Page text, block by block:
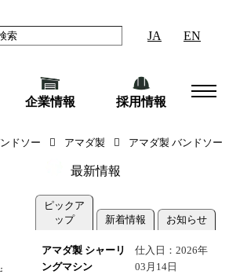
JA EN
企業情報 採用情報
ドソー アマダ製 アマダ製 バンドソー
最新情報
ピックア
ップ
新着情報 お知らせ
アマダ製 シャーリ
ングマシン
仕入日：2026年
03月14日